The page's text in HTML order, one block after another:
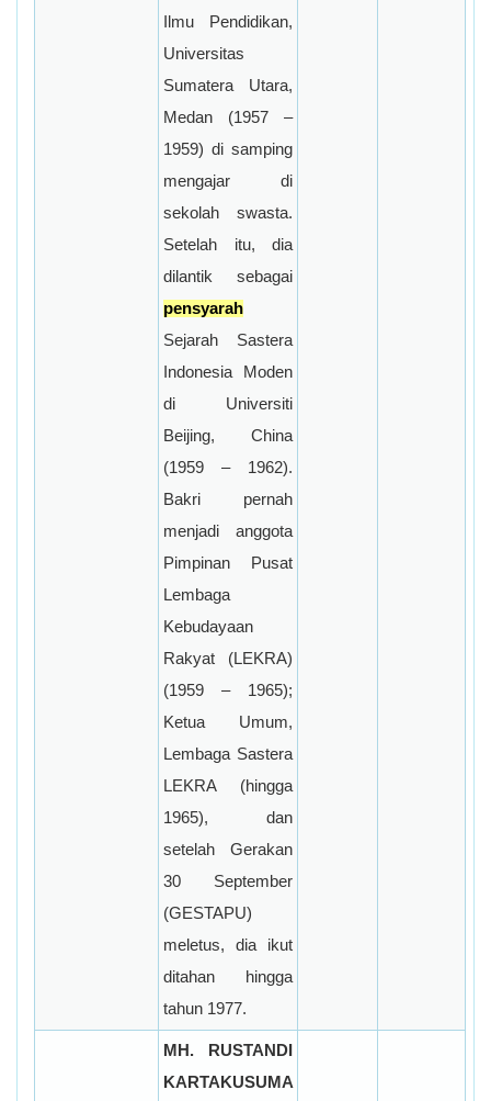
Ilmu Pendidikan,
Universitas
Sumatera Utara,
Medan (1957 –
1959) di samping
mengajar di
sekolah swasta.
Setelah itu, dia
dilantik sebagai
pensyarah
Sejarah Sastera
Indonesia Moden
di Universiti
Beijing, China
(1959 – 1962).
Bakri pernah
menjadi anggota
Pimpinan Pusat
Lembaga
Kebudayaan
Rakyat (LEKRA)
(1959 – 1965);
Ketua Umum,
Lembaga Sastera
LEKRA (hingga
1965), dan
setelah Gerakan
30 September
(GESTAPU)
meletus, dia ikut
ditahan hingga
tahun 1977.
MH. RUSTANDI
KARTAKUSUMA